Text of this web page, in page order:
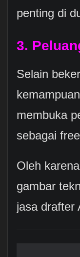
penting di
3.
Selain
membuka
sebagai
Oleh
gambar
jasa drafter